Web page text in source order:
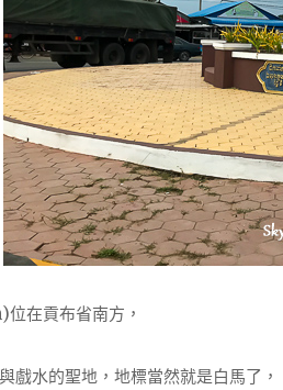
在貢布省南方，
戲水的聖地，地標當然就是白馬了，